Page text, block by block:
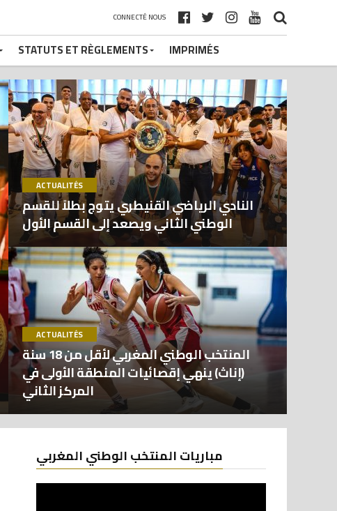
CONNECTÉ NOUS
STATUTS ET RÈGLEMENTS
IMPRIMÉS
ACTUALITÉS
النادي الرياضي القنيطري يتوج بطلاً للقسم
الوطني الثاني ويصعد إلى القسم الأول
ACTUALITÉS
المنتخب الوطني المغربي لأقل من 18 سنة
(إناث) ينهي إقصائيات المنطقة الأولى في
المركز الثاني
مباريات المنتخب الوطني المغربي vidéo